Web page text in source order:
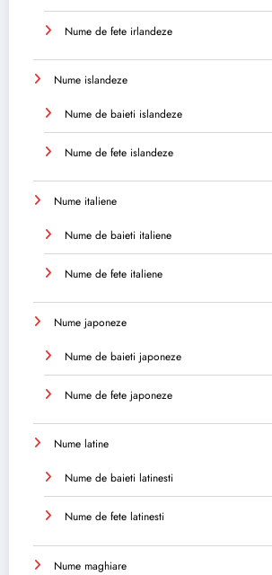
Nume de fete irlandeze
Nume islandeze
Nume de baieti islandeze
Nume de fete islandeze
Nume italiene
Nume de baieti italiene
Nume de fete italiene
Nume japoneze
Nume de baieti japoneze
Nume de fete japoneze
Nume latine
Nume de baieti latinesti
Nume de fete latinesti
Nume maghiare